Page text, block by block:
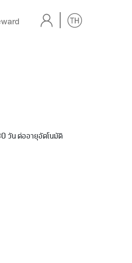
วัน ต่ออายุอัตโนมัติ